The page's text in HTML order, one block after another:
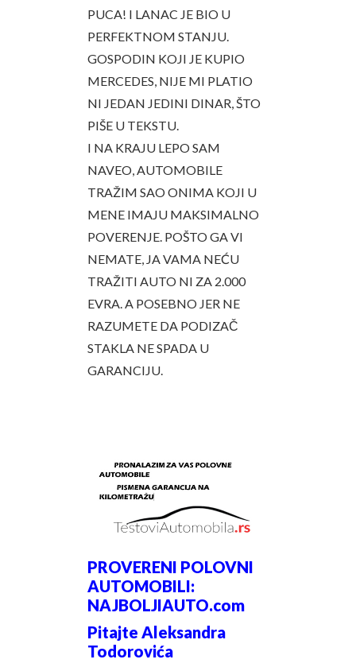
PUCA! I LANAC JE BIO U
PERFEKTNOM STANJU.
GOSPODIN KOJI JE KUPIO
MERCEDES, NIJE MI PLATIO
NI JEDAN JEDINI DINAR, ŠTO
PIŠE U TEKSTU.
I NA KRAJU LEPO SAM
NAVEO, AUTOMOBILE
TRAŽIM SAO ONIMA KOJI U
MENE IMAJU MAKSIMALNO
POVERENJE. POŠTO GA VI
NEMATE, JA VAMA NEĆU
TRAŽITI AUTO NI ZA 2.000
EVRA. A POSEBNO JER NE
RAZUMETE DA PODIZAČ
STAKLA NE SPADA U
GARANCIJU.
PROVERENI POLOVNI
AUTOMOBILI:
NAJBOLJIAUTO.com
Pitajte Aleksandra
Todorovića